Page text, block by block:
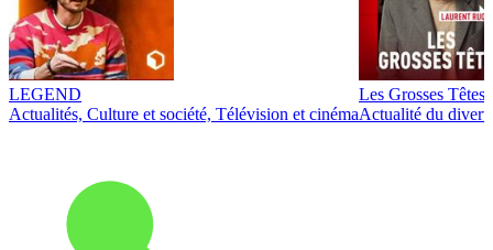
LEGEND
Actualités, Culture et société, Télévision et cinéma
Les Grosses Têtes
Actualité du